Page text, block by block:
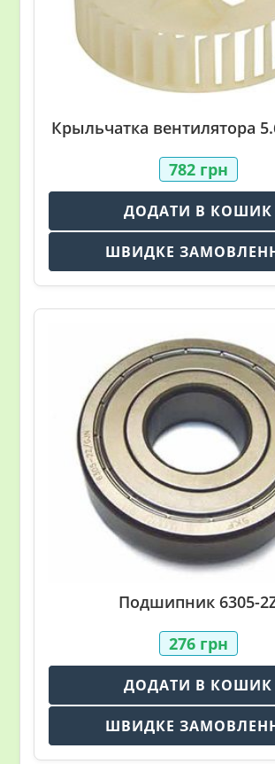
Крыльчатка вентилятора
782 грн
ДОДАТИ В КОШИК
ШВИДКЕ
Подшипник 6305-
276 грн
ДОДАТИ В КОШИК
ШВИДКЕ